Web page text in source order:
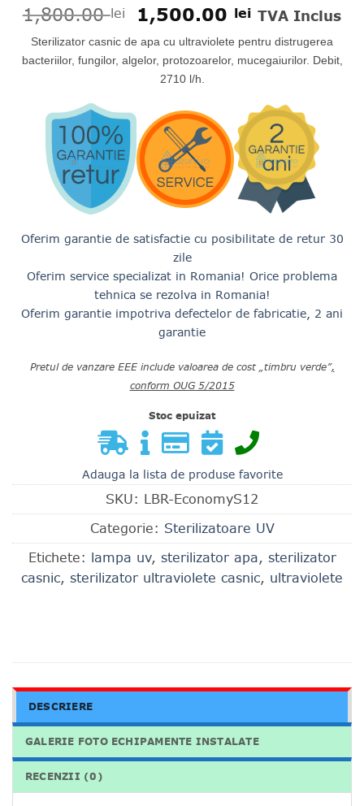
1,800.00lei Prețul
inițial
a
fost:
1,800.00 lei.
1,500.00 leiPrețul
este:
1,500.00
TVA Inclus
Sterilizator casnic de apa cu ultraviolete pentru distrugerea
bacteriilor, fungilor, algelor, protozoarelor, mucegaiurilor. Debit,
2710 l/h.
Oferim garantie de satisfactie cu posibilitate de retur 30
zile
Oferim service specializat in Romania! Orice problema
tehnica se rezolva in Romania!
Oferim garantie impotriva defectelor de fabricatie, 2 ani
garantie
Pretul de vanzare EEE include valoarea de cost „timbru verde”,
conform OUG 5/2015
Stoc epuizat
Adauga la lista de produse favorite
SKU: LBR-EconomyS12
Categorie: Sterilizatoare UV
Etichete: lampa uv, sterilizator apa, sterilizator
casnic, sterilizator ultraviolete casnic, ultraviolete
DESCRIERE
GALERIE FOTO ECHIPAMENTE INSTALATE
RECENZII (0)